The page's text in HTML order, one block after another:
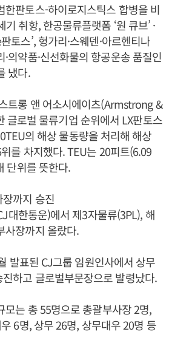
한판토스-하이로지스틱스 합병을 비
취항, 한공물류플랫폼 ‘원 큐브’ ·
토스’, 헝가리·스웨덴·아르헨티나
의약품·신선화물의 항공운송 품질인
냈다.
트롱 앤 어소시에이츠(Armstrong &
글로벌 물류기업 순위에서 LX판토스
의 해상 물동량을 처리해 해상
를 차지했다. TEU는 20피트(6.09
단위를 뜻한다.
까지 승진
대한통운)에서 제3자물류(3PL), 해
사장까지 올랐다.
발표된 CJ그룹 임원인사에서 상무
하고 글로벌부문장으로 발령났다.
모는 총 55명으로 총괄부사장 2명,
6명, 상무 26명, 상무대우 20명 등